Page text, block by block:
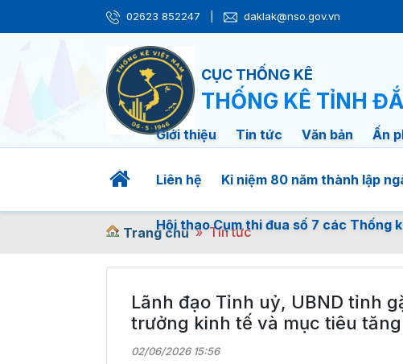
02623 852247 daklak@nso.gov.vn
CỤC THỐNG KÊ
THỐNG KÊ TỈNH
Giới thiệu Tin tức Văn bản Ấn
Liên hệ Kỉ niệm 80 năm thành lập
Hội thao Cụm thi đua số 7 các Thống
Trang chủ Tin tức
Lãnh đạo Tỉnh uỷ, UBND tỉnh
trưởng kinh tế và mục tiêu
02/06/2026 15:56